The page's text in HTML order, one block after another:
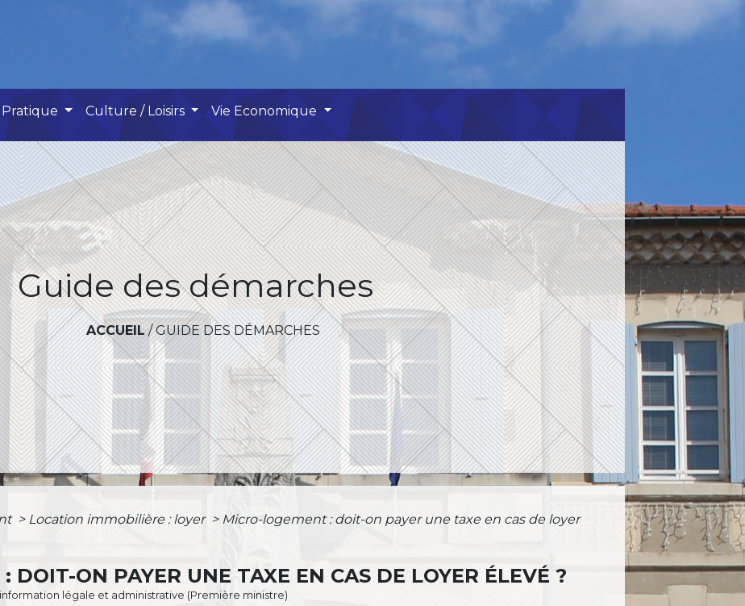
Pratique Culture / Loisirs Vie Economique
Guide des démarches
ACCUEIL/GUIDE DES DÉMARCHES
> Location immobilière : loyer > Micro-logement : doit-on payer une taxe en cas de loyer
DOIT-ON PAYER UNE TAXE EN CAS DE LOYER ÉLEVÉ ?
légale et administrative (Première ministre)